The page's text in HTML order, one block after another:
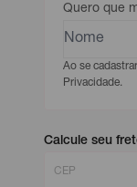
Quero que
Ao se
Privacidade.
Calcule seu